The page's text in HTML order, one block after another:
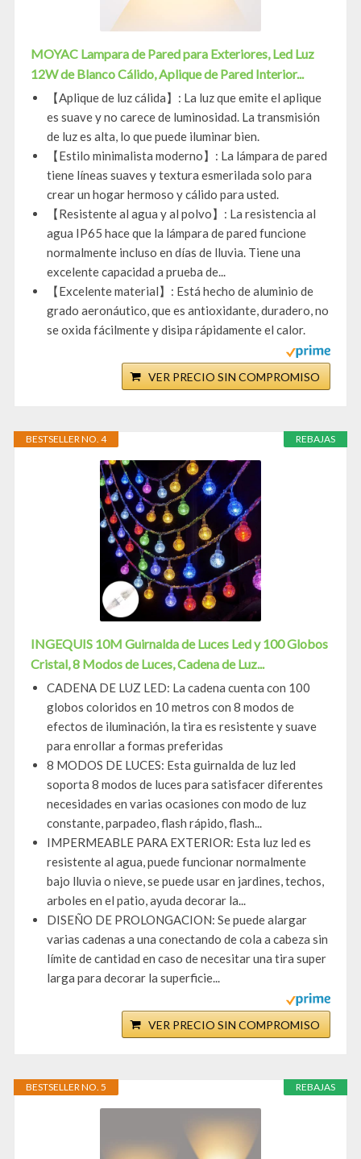
MOYAC Lampara de Pared para Exteriores, Led Luz
12W de Blanco Cálido, Aplique de Pared Interior...
【Aplique de luz cálida】: La luz que emite el aplique
es suave y no carece de luminosidad. La transmisión
de luz es alta, lo que puede iluminar bien.
【Estilo minimalista moderno】: La lámpara de pared
tiene líneas suaves y textura esmerilada solo para
crear un hogar hermoso y cálido para usted.
【Resistente al agua y al polvo】: La resistencia al
agua IP65 hace que la lámpara de pared funcione
normalmente incluso en días de lluvia. Tiene una
excelente capacidad a prueba de...
【Excelente material】: Está hecho de aluminio de
grado aeronáutico, que es antioxidante, duradero, no
se oxida fácilmente y disipa rápidamente el calor.
VER PRECIO SIN COMPROMISO
REBAJAS
BESTSELLER NO. 4
INGEQUIS 10M Guirnalda de Luces Led y 100 Globos
Cristal, 8 Modos de Luces, Cadena de Luz...
CADENA DE LUZ LED: La cadena cuenta con 100
globos coloridos en 10 metros con 8 modos de
efectos de iluminación, la tira es resistente y suave
para enrollar a formas preferidas
8 MODOS DE LUCES: Esta guirnalda de luz led
soporta 8 modos de luces para satisfacer diferentes
necesidades en varias ocasiones con modo de luz
constante, parpadeo, flash rápido, flash...
IMPERMEABLE PARA EXTERIOR: Esta luz led es
resistente al agua, puede funcionar normalmente
bajo lluvia o nieve, se puede usar en jardines, techos,
arboles en el patio, ayuda decorar la...
DISEÑO DE PROLONGACION: Se puede alargar
varias cadenas a una conectando de cola a cabeza sin
límite de cantidad en caso de necesitar una tira super
larga para decorar la superficie...
VER PRECIO SIN COMPROMISO
REBAJAS
BESTSELLER NO. 5